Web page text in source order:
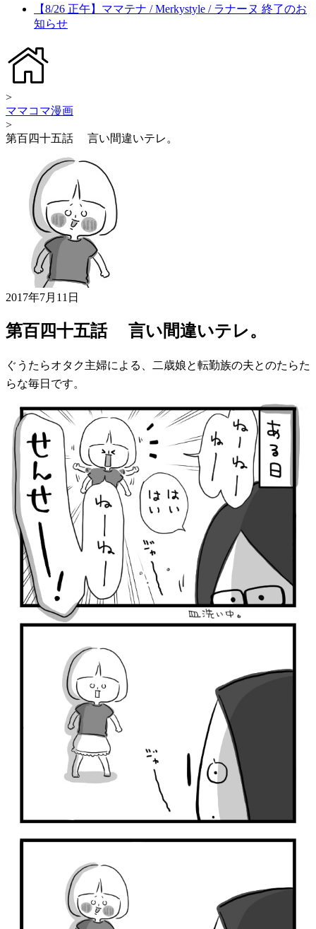
【8/26 正午】ママテナ / Merkystyle / ラナーヌ 終了のお
知らせ
>
ママコマ漫画
>
第百四十五話 言い間違いテレ。
2017年7月11日
第百四十五話 言い間違いテレ。
ぐうたらオタク主婦による、二歳娘と転勤族の夫とのたらた
らな毎日です。